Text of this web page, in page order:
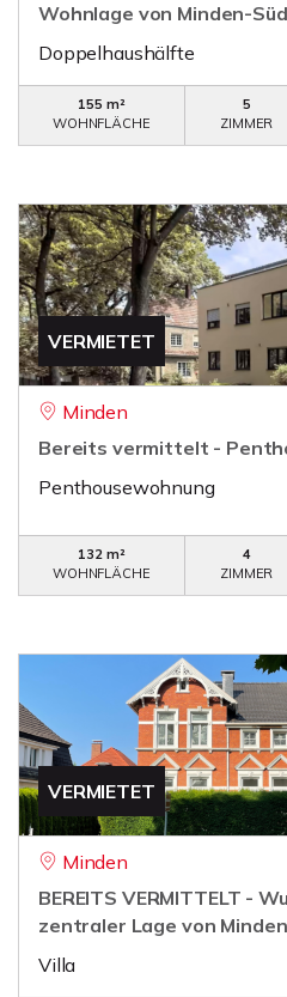
Wohnlage von Minden-Süd
Doppelhaushälfte
155 m²
WOHNFLÄCHE
5
ZIMMER
VERMIETET
Minden
Bereits vermittelt -
Penthousewohnung
132 m²
WOHNFLÄCHE
4
ZIMMER
VERMIETET
Minden
BEREITS VERMITTELT -
zentraler Lage von Minden
Villa